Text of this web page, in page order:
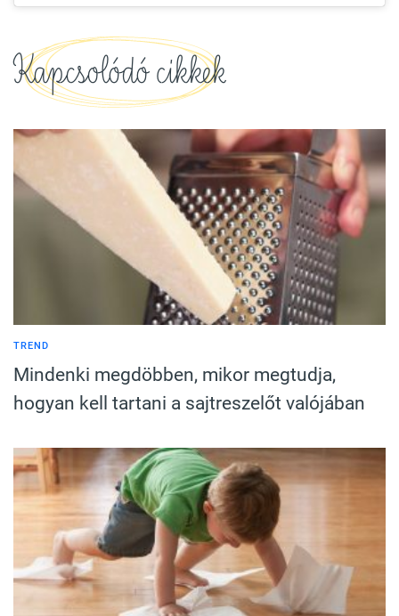
Kapcsolódó cikkek
TREND
Mindenki megdöbben, mikor megtudja,
hogyan kell tartani a sajtreszelőt valójában